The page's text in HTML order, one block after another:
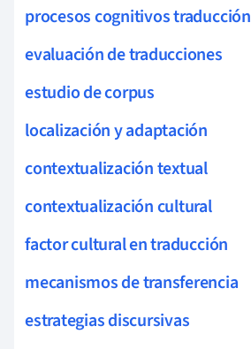
procesos cognitivos traducción
evaluación de traducciones
estudio de corpus
localización y adaptación
contextualización textual
contextualización cultural
factor cultural en traducción
mecanismos de transferencia
estrategias discursivas